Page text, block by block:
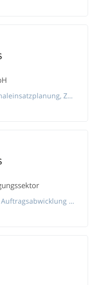
Experten Zeiterfassung, Personaleinsatzplanung, Zutrittskontrolle
Software-Tools für die digitale Auftragsabwicklung im Reinigungssektor